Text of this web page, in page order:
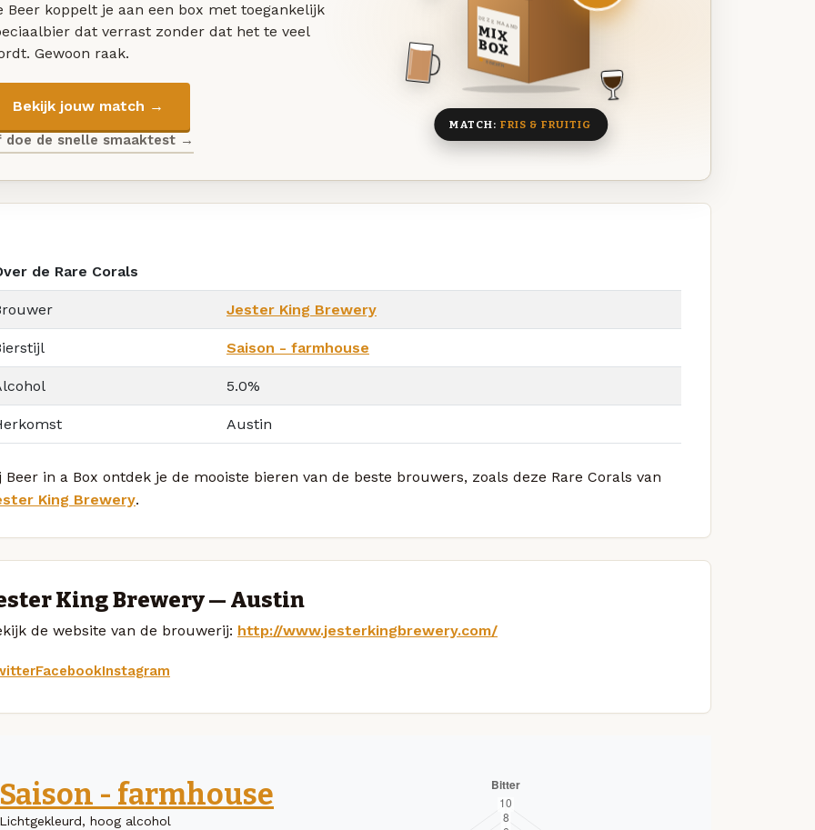
Beer koppelt je aan een box met toegankelijk
dat verrast zonder dat het te veel
Gewoon raak.
Bekijk jouw match →
doe de snelle smaaktest →
DEZE MAAND
MIX
BOX
8 BIEREN
MATCH: FRIS & FRUITIG
de Rare Corals
Jester King Brewery
Saison - farmhouse
5.0%
Austin
Beer in a Box ontdek je de mooiste bieren van de beste brouwers, zoals deze Rare Corals van
King Brewery.
King Brewery — Austin
de website van de brouwerij: http://www.jesterkingbrewery.com/
FacebookInstagram
Saison - farmhouse
Lichtgekleurd, hoog alcohol